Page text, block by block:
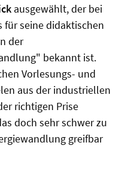
ausgewählt, der bei
für seine didaktischen
der
bekannt ist.
Vorlesungs- und
aus der industriellen
richtigen Prise
doch sehr schwer zu
greifbar